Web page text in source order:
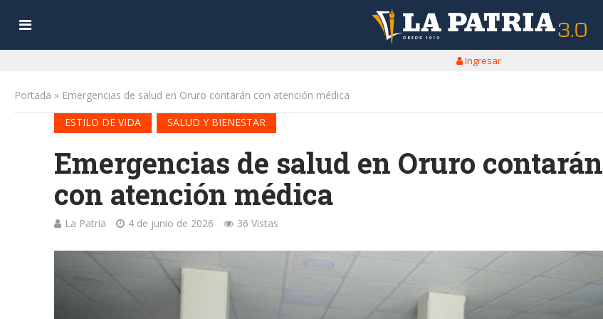
Ingresar
Portada » Emergencias de salud en Oruro contarán con atención médica
ESTILO DE VIDA
SALUD Y BIENESTAR
Emergencias de salud en Oruro contarán
con atención médica
La Patria 4 de junio de 2026 36 Vistas